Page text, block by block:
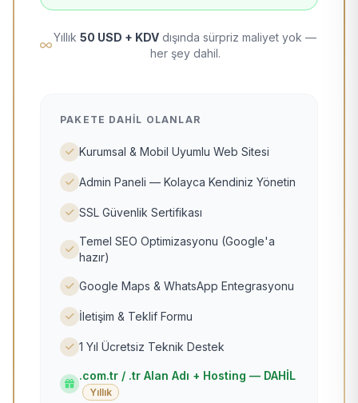
Yıllık 50 USD + KDV dışında sürpriz maliyet yok —
her şey dahil.
PAKETE DAHIL OLANLAR
Kurumsal & Mobil Uyumlu Web Sitesi
Admin Paneli — Kolayca Kendiniz Yönetin
SSL Güvenlik Sertifikası
Temel SEO Optimizasyonu (Google'a
hazır)
Google Maps & WhatsApp Entegrasyonu
İletişim & Teklif Formu
1 Yıl Ücretsiz Teknik Destek
.com.tr / .tr Alan Adı + Hosting — DAHİL
Yıllık